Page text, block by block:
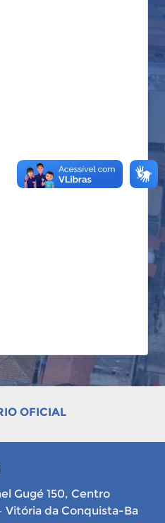
OFICIAL
Gugé 150, Centro
Vitória da Conquista-Ba